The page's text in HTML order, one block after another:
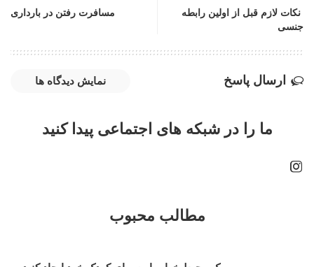
نکات لازم قبل از اولین رابطه
جنسی
مسافرت رفتن در بارداری
ارسال پاسخ نمایش دیدگاه ها
ما را در شبکه های اجتماعی پیدا کنید
مطالب محبوب